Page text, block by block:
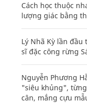
Cách học thuộc
lượng giác bằng
Lý Nhã Kỳ lần
sĩ đặc công rừng
Nguyễn Phương
"siêu khủng",
cân, mắng cựu